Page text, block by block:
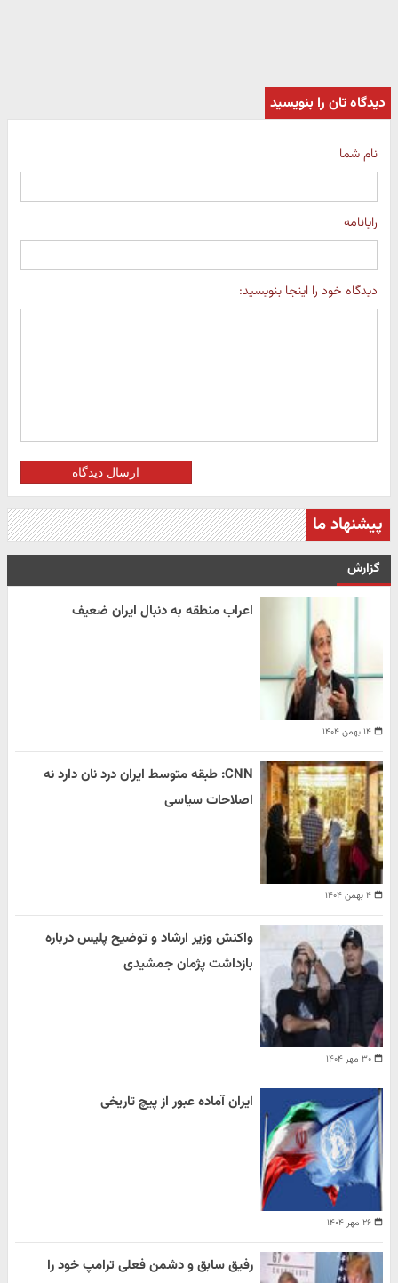
دیدگاه تان را بنویسید
نام شما
رایانامه
دیدگاه خود را اینجا بنویسید:
ارسال دیدگاه
پیشنهاد ما
گزارش
۱۴ بهمن ۱۴۰۴
اعراب منطقه به دنبال ایران ضعیف
۴ بهمن ۱۴۰۴
CNN: طبقه متوسط ایران درد نان دارد نه
اصلاحات سیاسی
۳۰ مهر ۱۴۰۴
واکنش وزیر ارشاد و توضیح پلیس درباره
بازداشت پژمان جمشیدی
۲۶ مهر ۱۴۰۴
ایران آماده عبور از پیچ تاریخی
رفیق سابق و دشمن فعلی ترامپ خود را